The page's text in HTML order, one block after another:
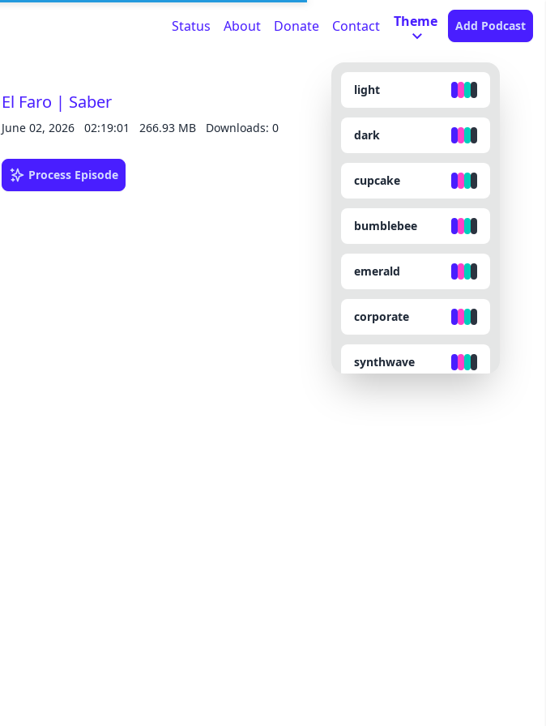
here
Cancel
Status About Donate Contact Theme
light
dark
cupcake
bumblebee
emerald
corporate
synthwave
Add Podcast
El Faro | Saber
June 02, 2026 02:19:01 266.93 MB Downloads: 0
Process Episode